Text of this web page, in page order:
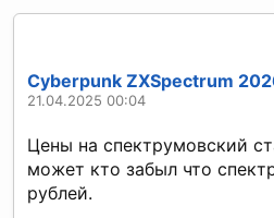
Cyberpunk ZXSpectrum
21.04.2025 00:04
Цены на спектрумовский
может кто забыл что
рублей.